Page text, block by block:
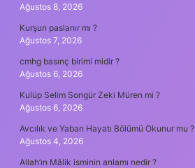
Ağustos 8, 2026
Kurşun paslanır mı ?
Ağustos 7, 2026
cmhg basınç birimi midir ?
Ağustos 6, 2026
Kulüp Selim Songür Zeki Müren mi ?
Ağustos 6, 2026
Avcılık ve Yaban Hayatı Bölümü Okunur mu ?
Ağustos 4, 2026
Allah’ın Mâlik isminin anlamı nedir ?